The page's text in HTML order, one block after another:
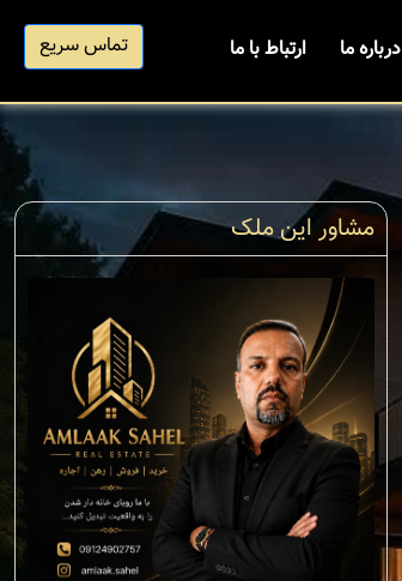
درباره ما ارتباط با ما تماس سریع
مشاور این ملک